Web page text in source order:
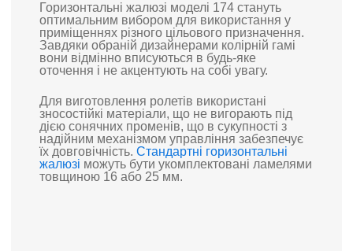
Горизонтальні жалюзі моделі 174 стануть
оптимальним вибором для використання у
приміщеннях різного цільового призначення.
Завдяки обраній дизайнерами колірній гамі
вони відмінно вписуються в будь-яке
оточення і не акцентують на собі увагу.
Для виготовлення ролетів використані
зносостійкі матеріали, що не вигорають під
дією сонячних променів, що в сукупності з
надійним механізмом управління забезпечує
їх довговічність.Стандартні горизонтальні
жалюзі можуть бути укомплектовані ламелями
товщиною 16 або 25 мм.